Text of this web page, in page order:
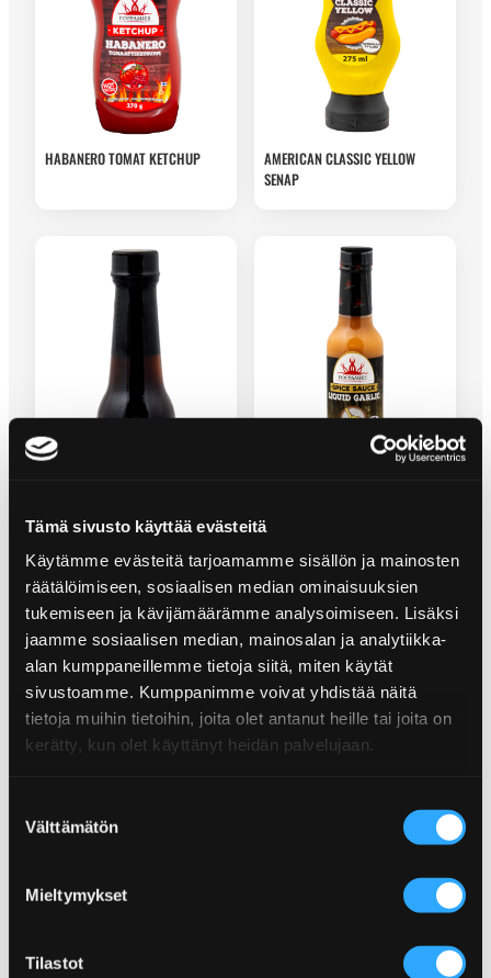
Tämä sivusto käyttää evästeitä
Käytämme evästeitä tarjoamamme sisällön ja mainosten
räätälöimiseen, sosiaalisen median ominaisuuksien
tukemiseen ja kävijämäärämme analysoimiseen. Lisäksi
jaamme sosiaalisen median, mainosalan ja analytiikka-
alan kumppaneillemme tietoja siitä, miten käytät
sivustoamme. Kumppanimme voivat yhdistää näitä
tietoja muihin tietoihin, joita olet antanut heille tai joita on
kerätty, kun olet käyttänyt heidän palvelujaan.
valinta
Välttämätön
Mieltymykset
Tilastot
HABANERO TOMAT KETCHUP
AMERICAN CLASSIC YELLOW
SENAP
LIQUID SMOKE FLYTANDE
RÖKAROM